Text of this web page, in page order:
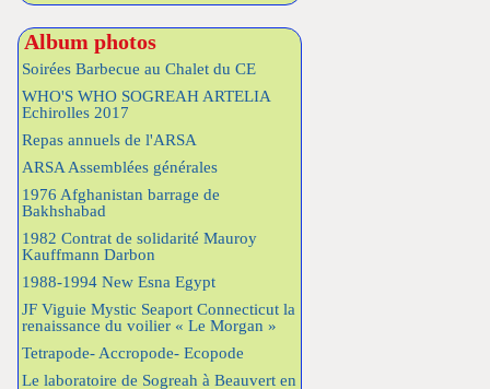
Album photos
Soirées Barbecue au Chalet du CE
WHO'S WHO SOGREAH ARTELIA
Echirolles 2017
Repas annuels de l'ARSA
ARSA Assemblées générales
1976 Afghanistan barrage de
Bakhshabad
1982 Contrat de solidarité Mauroy
Kauffmann Darbon
1988-1994 New Esna Egypt
JF Viguie Mystic Seaport Connecticut la
renaissance du voilier « Le Morgan »
Tetrapode- Accropode- Ecopode
Le laboratoire de Sogreah à Beauvert en